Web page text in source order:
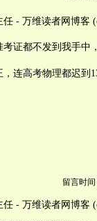
- 万维读者网博客
证都不发到我手中
连高考物理都迟到
留言时间
- 万维读者网博客